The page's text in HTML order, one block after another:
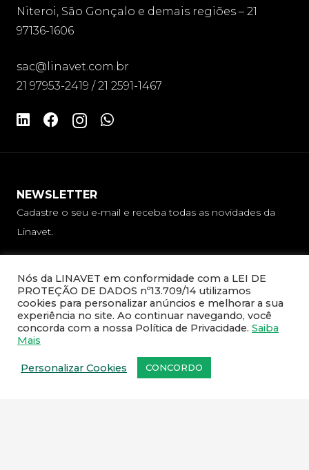
Niteroi, São Gonçalo e demais regiões – 21
97136-1606
sac@linavet.com.br
21 97953-2419 / 21 2591-1467
NEWSLETTER
Cadastre o seu e-mail e receba todas as novidades da
Linavet.
CADASTRAR
Nós da LINAVET em conformidade com a LEI DE
PROTEÇÃO DE DADOS nº13.709/14 utilizamos
cookies para personalizar anúncios e melhorar a sua
experiência no site. Ao continuar navegando, você
concorda com a nossa Política de Privacidade. Saiba
Mais
Personalizar Cookies CONCORDO